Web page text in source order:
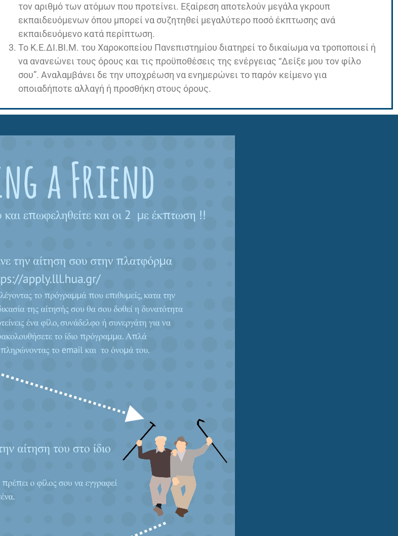
τον αριθμό των ατόμων που προτείνει. Εξαίρεση αποτελούν μεγάλα γκρουπ
εκπαιδευόμενων όπου μπορεί να συζητηθεί μεγαλύτερο ποσό έκπτωσης ανά
εκπαιδευόμενο κατά περίπτωση.
Το Κ.Ε.ΔΙ.ΒΙ.Μ. του Χαροκοπείου Πανεπιστημίου διατηρεί το δικαίωμα να τροποποιεί ή
να ανανεώνει τους όρους και τις προϋποθέσεις της ενέργειας “Δείξε μου τον φίλο
σου”. Αναλαμβάνει δε την υποχρέωση να ενημερώνει το παρόν κείμενο για
οποιαδήποτε αλλαγή ή προσθήκη στους όρους.